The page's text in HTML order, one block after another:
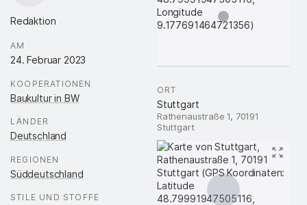
Redaktion
AM
24. Februar 2023
KOOPERATIONEN
Baukultur in BW
LÄNDER
Deutschland
REGIONEN
Süddeutschland
STILE UND STOFFE
ORT
Stuttgart
Rathenaustraße 1, 70191
Stuttgart